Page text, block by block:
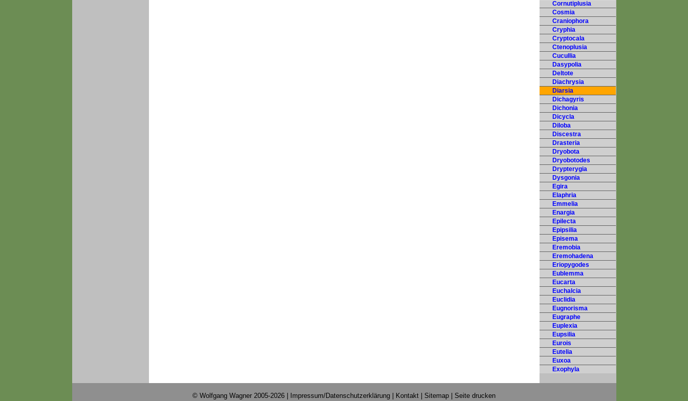
Cornutiplusia
Cosmia
Craniophora
Cryphia
Cryptocala
Ctenoplusia
Cucullia
Dasypolia
Deltote
Diachrysia
Diarsia
Dichagyris
Dichonia
Dicycla
Diloba
Discestra
Drasteria
Dryobota
Dryobotodes
Drypterygia
Dysgonia
Egira
Elaphria
Emmelia
Enargia
Epilecta
Epipsilia
Episema
Eremobia
Eremohadena
Eriopygodes
Eublemma
Eucarta
Euchalcia
Euclidia
Eugnorisma
Eugraphe
Euplexia
Eupsilia
Eurois
Eutelia
Euxoa
Exophyla
© Wolfgang Wagner 2005-2026 | Impressum/Datenschutzerklärung Kontakt Sitemap Seite drucken